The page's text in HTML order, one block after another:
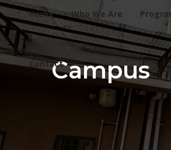
Home Who We Are
ContactCampus